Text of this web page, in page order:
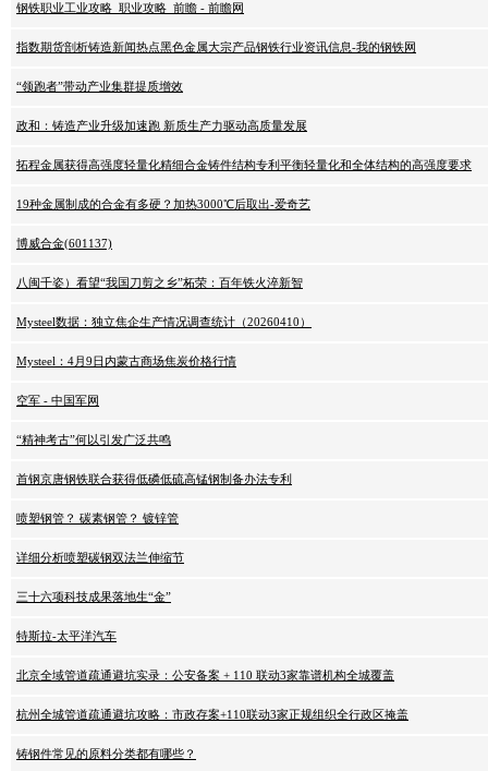
钢铁职业工业攻略_职业攻略_前瞻 - 前瞻网
指数期货剖析铸造新闻热点黑色金属大宗产品钢铁行业资讯信息-我的钢铁网
“领跑者”带动产业集群提质增效
政和：铸造产业升级加速跑 新质生产力驱动高质量发展
拓程金属获得高强度轻量化精细合金铸件结构专利平衡轻量化和全体结构的高强度要求
19种金属制成的合金有多硬？加热3000℃后取出-爱奇艺
博威合金(601137)
八闽千姿）看望“我国刀剪之乡”柘荣：百年铁火淬新智
Mysteel数据：独立焦企生产情况调查统计（20260410）
Mysteel：4月9日内蒙古商场焦炭价格行情
空军 - 中国军网
“精神考古”何以引发广泛共鸣
首钢京唐钢铁联合获得低磷低硫高锰钢制备办法专利
喷塑钢管？ 碳素钢管？ 镀锌管
详细分析喷塑碳钢双法兰伸缩节
三十六项科技成果落地生“金”
特斯拉-太平洋汽车
北京全域管道疏通避坑实录：公安备案 + 110 联动3家靠谱机构全城覆盖
杭州全城管道疏通避坑攻略：市政存案+110联动3家正规组织全行政区掩盖
铸钢件常见的原料分类都有哪些？